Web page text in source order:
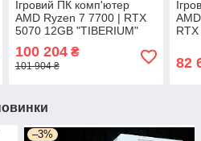
Ігровий ПК комп'ютер
AMD Ryzen 7 7700 | RTX
5070 12GB "TIBERIUM"
100 204₴
101 904 ₴ 82
–3%